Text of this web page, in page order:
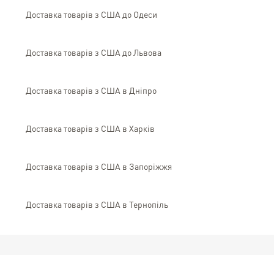
Доставка товарів з США до Одеси
Доставка товарів з США до Львова
Доставка товарів з США в Дніпро
Доставка товарів з США в Харків
Доставка товарів з США в Запоріжжя
Доставка товарів з США в Тернопіль